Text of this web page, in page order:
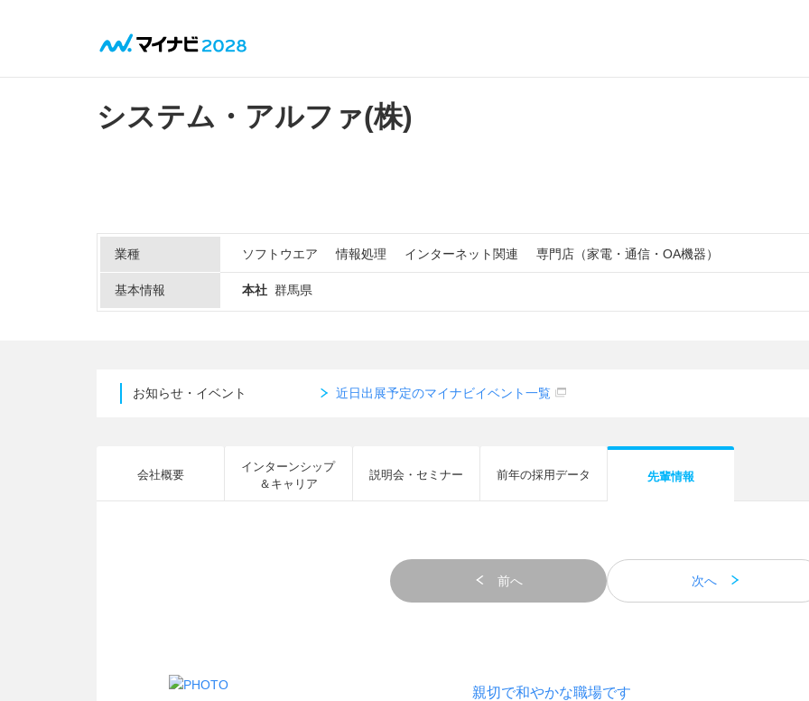
システム・アルファ(株)
業種 ソフトウエア 情報処理 インターネット関連 専門店（家電・通信・OA機器）
基本情報 本社 群馬県
お知らせ・イベント 近日出展予定のマイナビイベント一覧
会社概要
インターンシップ
＆キャリア
説明会・セミナー 前年の採用データ 先輩情報
前へ 次へ
親切で和やかな職場です